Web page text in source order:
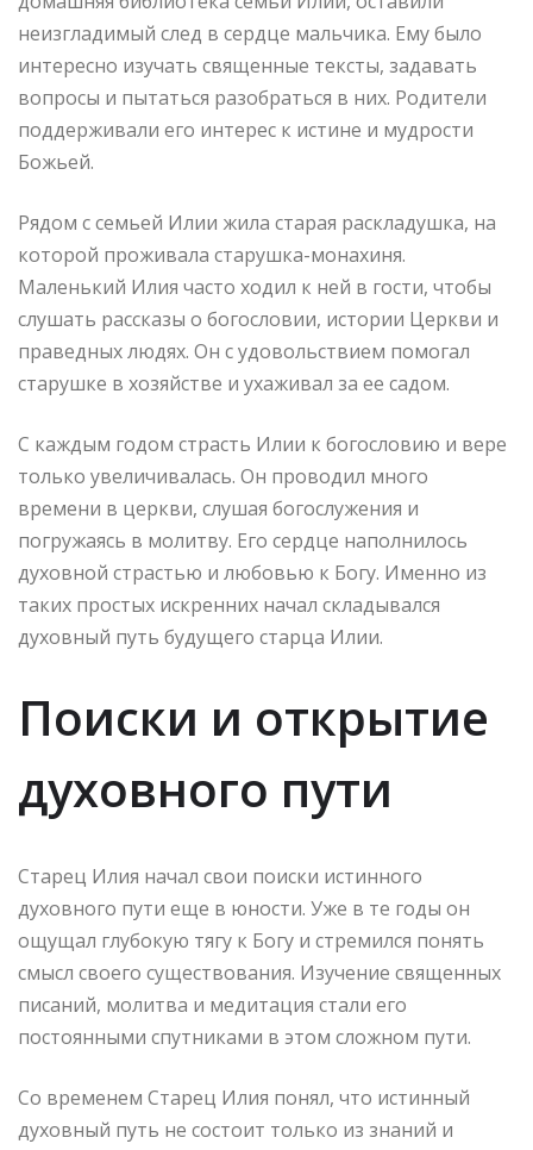
неизгладимый след в сердце мальчика. Ему было
интересно изучать священные тексты, задавать
вопросы и пытаться разобраться в них. Родители
поддерживали его интерес к истине и мудрости
Божьей.
Рядом с семьей Илии жила старая раскладушка, на
которой проживала старушка-монахиня.
Маленький Илия часто ходил к ней в гости, чтобы
слушать рассказы о богословии, истории Церкви и
праведных людях. Он с удовольствием помогал
старушке в хозяйстве и ухаживал за ее садом.
С каждым годом страсть Илии к богословию и вере
только увеличивалась. Он проводил много
времени в церкви, слушая богослужения и
погружаясь в молитву. Его сердце наполнилось
духовной страстью и любовью к Богу. Именно из
таких простых искренних начал складывался
духовный путь будущего старца Илии.
Поиски и открытие
духовного пути
Старец Илия начал свои поиски истинного
духовного пути еще в юности. Уже в те годы он
ощущал глубокую тягу к Богу и стремился понять
смысл своего существования. Изучение священных
писаний, молитва и медитация стали его
постоянными спутниками в этом сложном пути.
Со временем Старец Илия понял, что истинный
духовный путь не состоит только из знаний и